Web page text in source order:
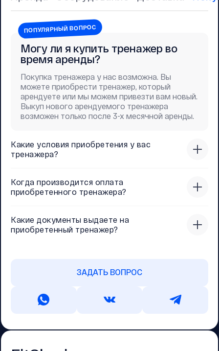
Какие условия приобретения у вас
тренажера?
Когда производится оплата
приобретенного тренажера?
Какие документы выдаете на
приобретенный тренажер?
ЗАДАТЬ ВОПРОС
ПОПУЛЯРНЫЙ ВОПРОС
Могу ли я купить тренажер во
время аренды?
Покупка тренажера у нас возможна. Вы
можете приобрести тренажер, который
арендуете или мы можем привезти вам новый.
Выкуп нового арендуемого тренажера
возможен только после 3-х месячной аренды.